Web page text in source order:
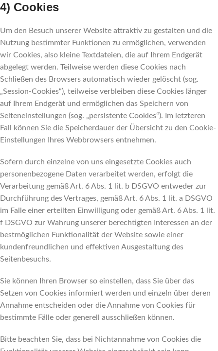
4) Cookies
Um den Besuch unserer Website attraktiv zu gestalten und die
Nutzung bestimmter Funktionen zu ermöglichen, verwenden
wir Cookies, also kleine Textdateien, die auf Ihrem Endgerät
abgelegt werden. Teilweise werden diese Cookies nach
Schließen des Browsers automatisch wieder gelöscht (sog.
„Session-Cookies“), teilweise verbleiben diese Cookies länger
auf Ihrem Endgerät und ermöglichen das Speichern von
Seiteneinstellungen (sog. „persistente Cookies“). Im letzteren
Fall können Sie die Speicherdauer der Übersicht zu den Cookie-
Einstellungen Ihres Webbrowsers entnehmen.
Sofern durch einzelne von uns eingesetzte Cookies auch
personenbezogene Daten verarbeitet werden, erfolgt die
Verarbeitung gemäß Art. 6 Abs. 1 lit. b DSGVO entweder zur
Durchführung des Vertrages, gemäß Art. 6 Abs. 1 lit. a DSGVO
im Falle einer erteilten Einwilligung oder gemäß Art. 6 Abs. 1 lit.
f DSGVO zur Wahrung unserer berechtigten Interessen an der
bestmöglichen Funktionalität der Website sowie einer
kundenfreundlichen und effektiven Ausgestaltung des
Seitenbesuchs.
Sie können Ihren Browser so einstellen, dass Sie über das
Setzen von Cookies informiert werden und einzeln über deren
Annahme entscheiden oder die Annahme von Cookies für
bestimmte Fälle oder generell ausschließen können.
Bitte beachten Sie, dass bei Nichtannahme von Cookies die